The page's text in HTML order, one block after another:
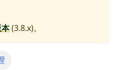
(3.8.x)。